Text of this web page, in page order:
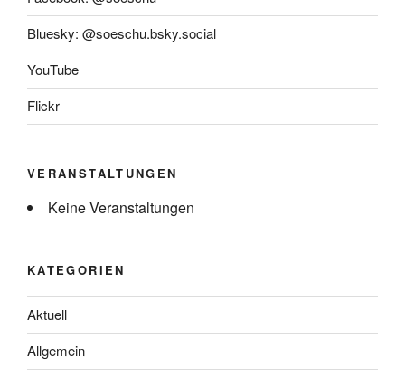
Bluesky: @soeschu.bsky.social
YouTube
Flickr
VERANSTALTUNGEN
Keine Veranstaltungen
KATEGORIEN
Aktuell
Allgemein